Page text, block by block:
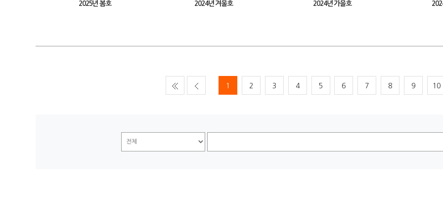
2025년 봄호 2024년 겨울호 2024년 가을호
1 2 3 4 5 6 7 8 9 10